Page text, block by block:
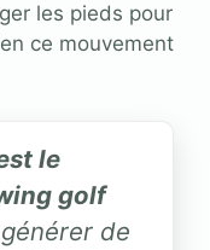
les pieds pour
ce mouvement
le
golf
de